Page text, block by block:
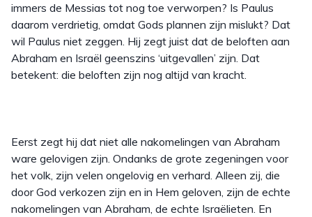
immers de Messias tot nog toe verworpen? Is Paulus
daarom verdrietig, omdat Gods plannen zijn mislukt? Dat
wil Paulus niet zeggen. Hij zegt juist dat de beloften aan
Abraham en Israël geenszins ‘uitgevallen’ zijn. Dat
betekent: die beloften zijn nog altijd van kracht.
Eerst zegt hij dat niet alle nakomelingen van Abraham
ware gelovigen zijn. Ondanks de grote zegeningen voor
het volk, zijn velen ongelovig en verhard. Alleen zij, die
door God verkozen zijn en in Hem geloven, zijn de echte
nakomelingen van Abraham, de echte Israëlieten. En